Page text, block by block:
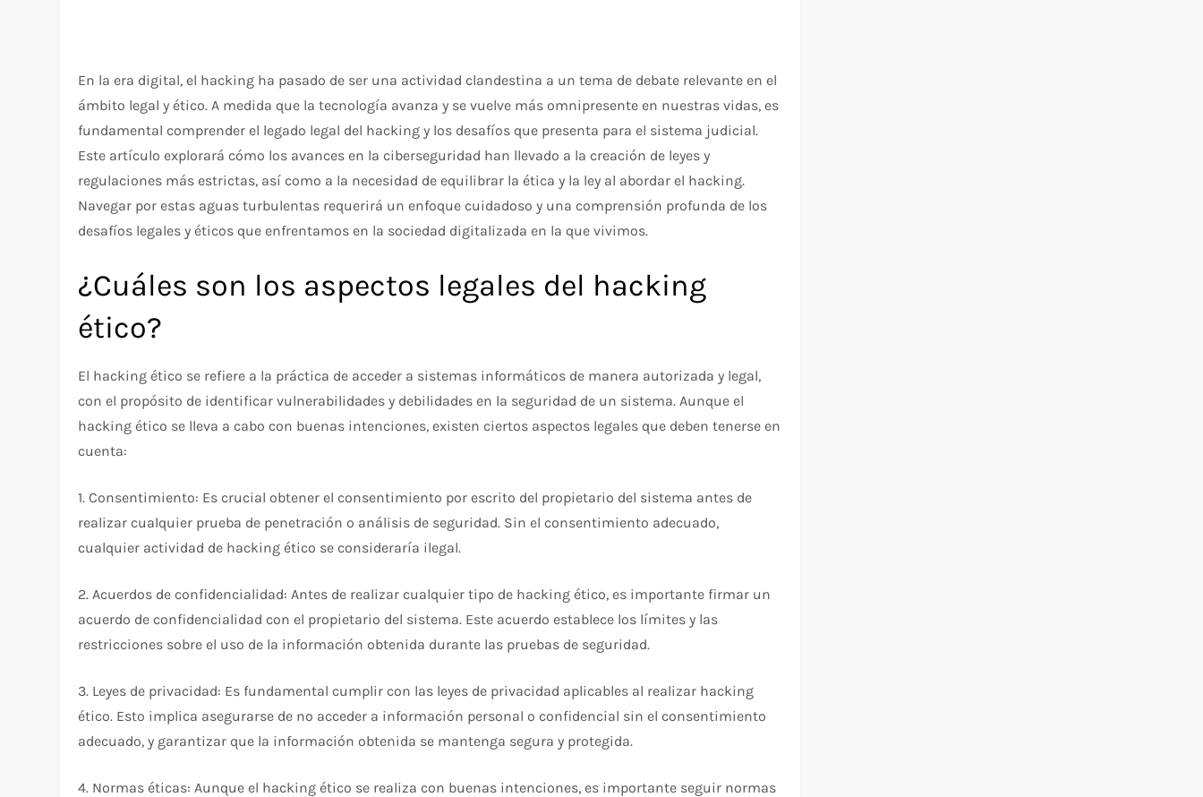
En la era digital, el hacking ha pasado de ser una actividad clandestina a un tema de debate relevante en el
ámbito legal y ético. A medida que la tecnología avanza y se vuelve más omnipresente en nuestras vidas, es
fundamental comprender el legado legal del hacking y los desafíos que presenta para el sistema judicial.
Este artículo explorará cómo los avances en la ciberseguridad han llevado a la creación de leyes y
regulaciones más estrictas, así como a la necesidad de equilibrar la ética y la ley al abordar el hacking.
Navegar por estas aguas turbulentas requerirá un enfoque cuidadoso y una comprensión profunda de los
desafíos legales y éticos que enfrentamos en la sociedad digitalizada en la que vivimos.
¿Cuáles son los aspectos legales del hacking
ético?
El hacking ético se refiere a la práctica de acceder a sistemas informáticos de manera autorizada y legal,
con el propósito de identificar vulnerabilidades y debilidades en la seguridad de un sistema. Aunque el
hacking ético se lleva a cabo con buenas intenciones, existen ciertos aspectos legales que deben tenerse en
cuenta:
1. Consentimiento: Es crucial obtener el consentimiento por escrito del propietario del sistema antes de
realizar cualquier prueba de penetración o análisis de seguridad. Sin el consentimiento adecuado,
cualquier actividad de hacking ético se consideraría ilegal.
2. Acuerdos de confidencialidad: Antes de realizar cualquier tipo de hacking ético, es importante firmar un
acuerdo de confidencialidad con el propietario del sistema. Este acuerdo establece los límites y las
restricciones sobre el uso de la información obtenida durante las pruebas de seguridad.
3. Leyes de privacidad: Es fundamental cumplir con las leyes de privacidad aplicables al realizar hacking
ético. Esto implica asegurarse de no acceder a información personal o confidencial sin el consentimiento
adecuado, y garantizar que la información obtenida se mantenga segura y protegida.
4. Normas éticas: Aunque el hacking ético se realiza con buenas intenciones, es importante seguir normas